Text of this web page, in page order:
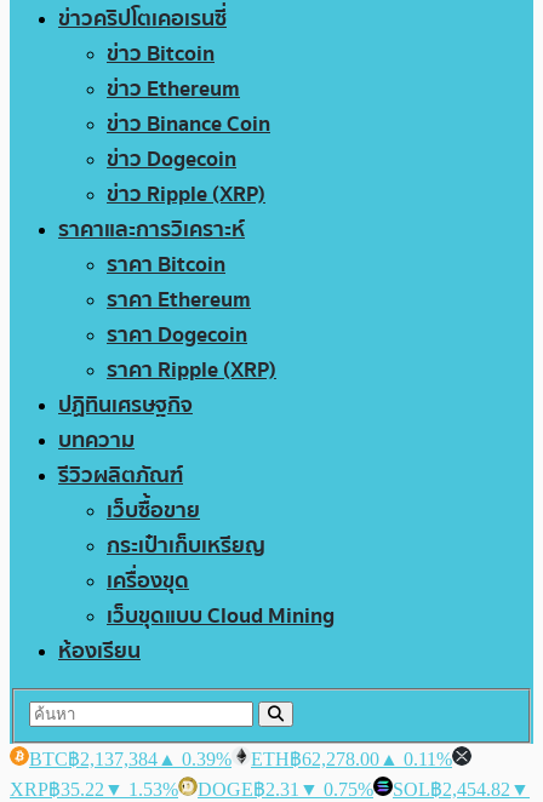
ข่าวคริปโตเคอเรนซี่
ข่าว Bitcoin
ข่าว Ethereum
ข่าว Binance Coin
ข่าว Dogecoin
ข่าว Ripple (XRP)
ราคาและการวิเคราะห์
ราคา Bitcoin
ราคา Ethereum
ราคา Dogecoin
ราคา Ripple (XRP)
ปฏิทินเศรษฐกิจ
บทความ
รีวิวผลิตภัณฑ์
เว็บซื้อขาย
กระเป๋าเก็บเหรียญ
เครื่องขุด
เว็บขุดแบบ Cloud Mining
ห้องเรียน
BTC฿2,137,384 ▲ 0.39% ETH฿62,278.00 ▲ 0.11%
XRP฿35.22 ▼ 1.53% DOGE฿2.31 ▼ 0.75% SOL฿2,454.82 ▼